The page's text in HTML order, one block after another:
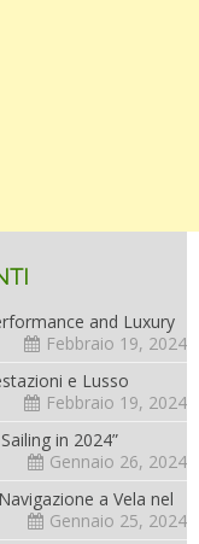
and Luxury
Febbraio 19, 2024
e Lusso
Febbraio 19, 2024
in 2024”
Gennaio 26, 2024
a Vela nel
Gennaio 25, 2024